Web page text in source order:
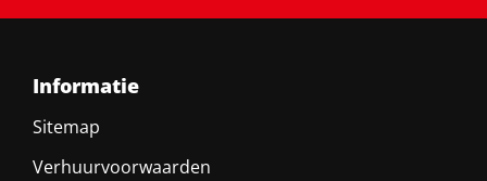
Informatie
Sitemap
Verhuurvoorwaarden